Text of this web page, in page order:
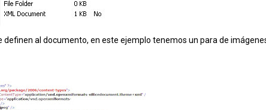
al documento, en este ejemplo tenemos un para de